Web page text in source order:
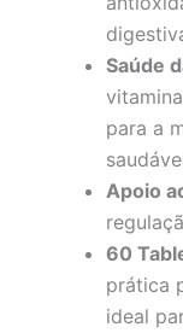
Saúde
para a
Apoio
60
prática
ideal